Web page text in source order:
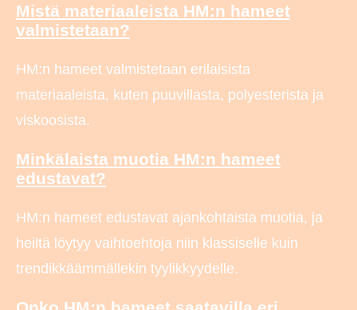
Mistä materiaaleista HM:n hameet
valmistetaan?
HM:n hameet valmistetaan erilaisista
materiaaleista, kuten puuvillasta, polyesterista ja
viskoosista.
Minkälaista muotia HM:n hameet
edustavat?
HM:n hameet edustavat ajankohtaista muotia, ja
heiltä löytyy vaihtoehtoja niin klassiselle kuin
trendikkäämmällekin tyylikkyydelle.